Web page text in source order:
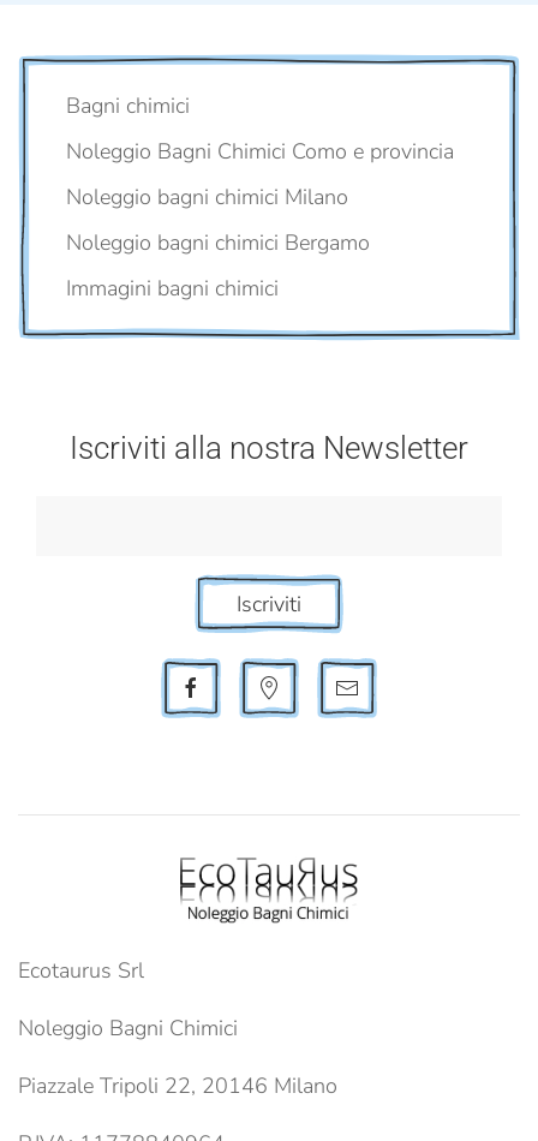
Bagni chimici
Noleggio Bagni Chimici Como e provincia
Noleggio bagni chimici Milano
Noleggio bagni chimici Bergamo
Immagini bagni chimici
Iscriviti alla nostra Newsletter
Iscriviti
Ecotaurus Srl
Noleggio Bagni Chimici
Piazzale Tripoli 22, 20146 Milano